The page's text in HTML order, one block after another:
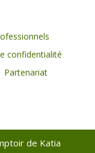
confidentialité
Partenariat
de Katia